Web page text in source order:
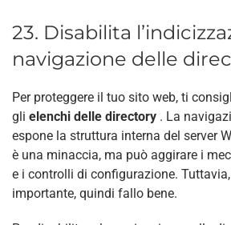
23. Disabilita
navigazione delle
Per proteggere il tuo sito web, ti
gli elenchi delle directory . La
espone la struttura interna del server
è una minaccia, ma può aggirare i
e i controlli di configurazione.
importante, quindi fallo bene.